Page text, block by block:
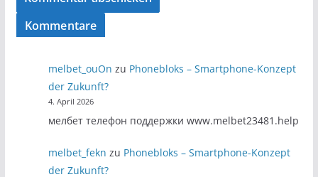
Kommentare
melbet_ouOn zu Phonebloks – Smartphone-Konzept
der Zukunft?
4. April 2026
мелбет телефон поддержки www.melbet23481.help
melbet_fekn zu Phonebloks – Smartphone-Konzept
der Zukunft?